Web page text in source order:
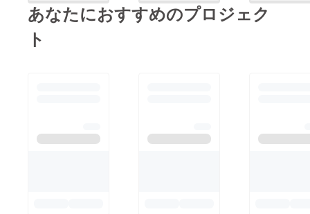
あなたにおすすめのプロジェク
ト